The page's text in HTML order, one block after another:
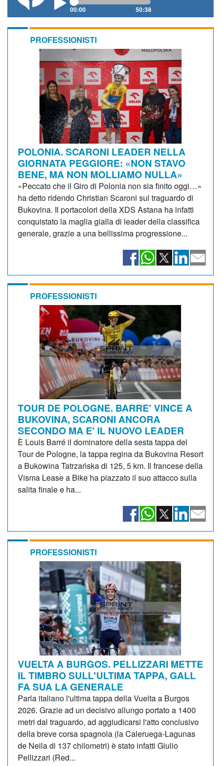
00:00 50:38
PROFESSIONISTI
POLONIA. SCARONI LEADER NELLA
GIORNATA PEGGIORE: «NON STAVO
BENE, MA NON MOLLIAMO NULLA»
«Peccato che il Giro di Polonia non sia finito oggi…»
ha detto ridendo Christian Scaroni sul traguardo di
Bukovina. Il portacolori della XDS Astana ha infatti
conquistato la maglia gialla di leader della classifica
generale, grazie a una bellissima progressione...
PROFESSIONISTI
TOUR DE POLOGNE. BARRE' VINCE A
BUKOVINA, SCARONI ANCORA
SECONDO MA E' IL NUOVO LEADER
È Louis Barré il dominatore della sesta tappa del
Tour de Pologne, la tappa regina da Bukovina Resort
a Bukowina Tatrzańska di 125, 5 km. Il francese della
Visma Lease a Bike ha piazzato il suo attacco sulla
salita finale e ha...
PROFESSIONISTI
VUELTA A BURGOS. PELLIZZARI METTE
IL TIMBRO SULL'ULTIMA TAPPA, GALL
FA SUA LA GENERALE
Parla italiano l'ultima tappa della Vuelta a Burgos
2026. Grazie ad un decisivo allungo portato a 1400
metri dal traguardo, ad aggiudicarsi l'atto conclusivo
della breve corsa spagnola (la Caleruega-Lagunas
de Neila di 137 chilometri) è stato infatti Giulio
Pellizzari (Red...